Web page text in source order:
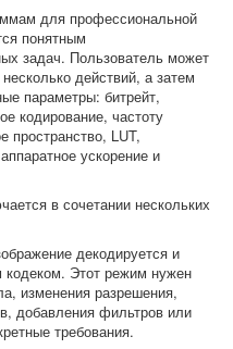
для профессиональной
понятным
задач. Пользователь может
действий, а затем
параметры: битрейт,
кодирование, частоту
пространство, LUT,
ускорение и
в сочетании нескольких
декодируется и
кодеком. Этот режим нужен
изменения разрешения,
добавления фильтров или
требования.